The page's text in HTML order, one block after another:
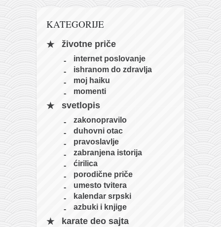
kushanku
passai
temashiwari
nunchaku
tonfa
timbei rochin
tsunami dojo
program
snimci nastupa
galerija kluba
članarina
KATEGORIJE
životne priče
internet poslovanje
ishranom do zdravlja
moj haiku
momenti
svetlopis
zakonopravilo
duhovni otac
pravoslavlje
zabranjena istorija
ćirilica
porodične priče
umesto tvitera
kalendar srpski
azbuki i knjige
karate deo sajta